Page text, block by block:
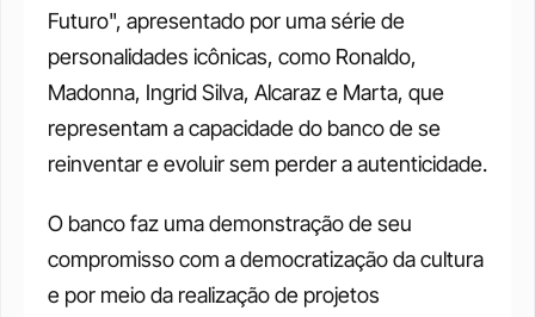
Futuro", apresentado por uma série de
personalidades icônicas, como Ronaldo,
Madonna, Ingrid Silva, Alcaraz e Marta, que
representam a capacidade do banco de se
reinventar e evoluir sem perder a autenticidade.
O banco faz uma demonstração de seu
compromisso com a democratização da cultura
e por meio da realização de projetos